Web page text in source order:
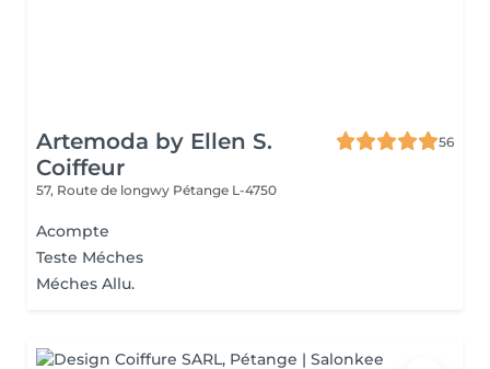
Artemoda by Ellen S.
Coiffeur
56
57, Route de longwy Pétange L-4750
Acompte
Teste Méches
Méches Allu.